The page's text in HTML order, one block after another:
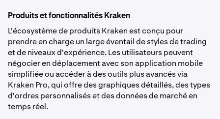
Produits et fonctionnalités Kraken
L'écosystème de produits Kraken est conçu pour
prendre en charge un large éventail de styles de trading
et de niveaux d'expérience. Les utilisateurs peuvent
négocier en déplacement avec son application mobile
simplifiée ou accéder à des outils plus avancés via
Kraken Pro, qui offre des graphiques détaillés, des types
d'ordres personnalisés et des données de marché en
temps réel.